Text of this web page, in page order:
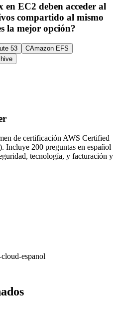
EC2 deben acceder al
compartido al mismo
la mejor opción?
53 CAmazon EFS
de certificación AWS Certified
200 preguntas en español
tecnología, y facturación y
espanol